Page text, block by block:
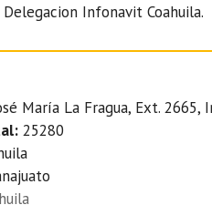
Delegacion Infonavit Coahuila.
María La Fragua, Ext. 2665,
25280